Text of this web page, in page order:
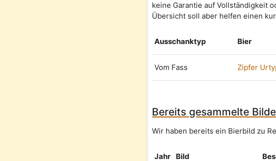
keine Garantie auf Vollständigkeit
Übersicht soll aber helfen einen
Ausschanktyp Bier
Vom Fass Zipfer
Bereits gesammelte
Wir haben bereits ein Bierbild zu
Jahr Bild